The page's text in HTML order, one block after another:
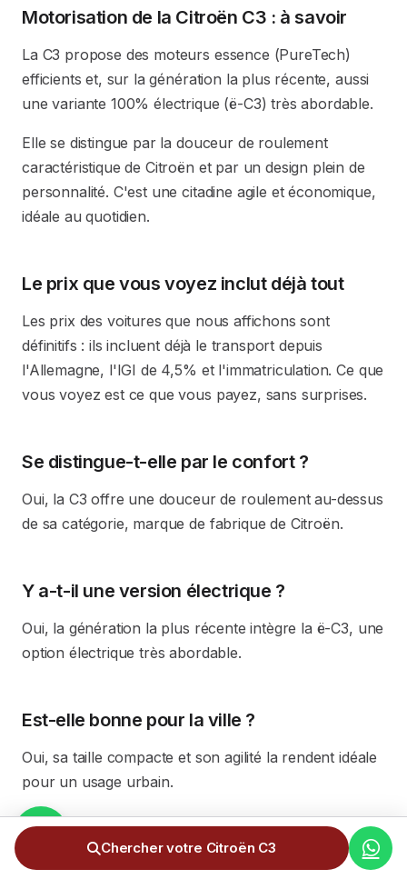
Motorisation de la Citroën C3 : à savoir
La C3 propose des moteurs essence (PureTech)
efficients et, sur la génération la plus récente, aussi
une variante 100% électrique (ë-C3) très abordable.
Elle se distingue par la douceur de roulement
caractéristique de Citroën et par un design plein de
personnalité. C'est une citadine agile et économique,
idéale au quotidien.
Le prix que vous voyez inclut déjà tout
Les prix des voitures que nous affichons sont
définitifs : ils incluent déjà le transport depuis
l'Allemagne, l'IGI de 4,5% et l'immatriculation. Ce que
vous voyez est ce que vous payez, sans surprises.
Se distingue-t-elle par le confort ?
Oui, la C3 offre une douceur de roulement au-dessus
de sa catégorie, marque de fabrique de Citroën.
Y a-t-il une version électrique ?
Oui, la génération la plus récente intègre la ë-C3, une
option électrique très abordable.
Est-elle bonne pour la ville ?
Oui, sa taille compacte et son agilité la rendent idéale
pour un usage urbain.
Le prix inclut-il tous les frais ?
Chercher votre Citroën C3